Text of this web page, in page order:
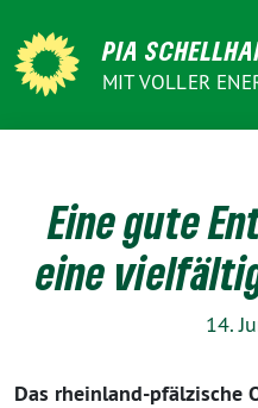
zum
Inhalt
PIA
MIT VOLLER
Eine gute
eine
14.
Das rheinland-pfälzische